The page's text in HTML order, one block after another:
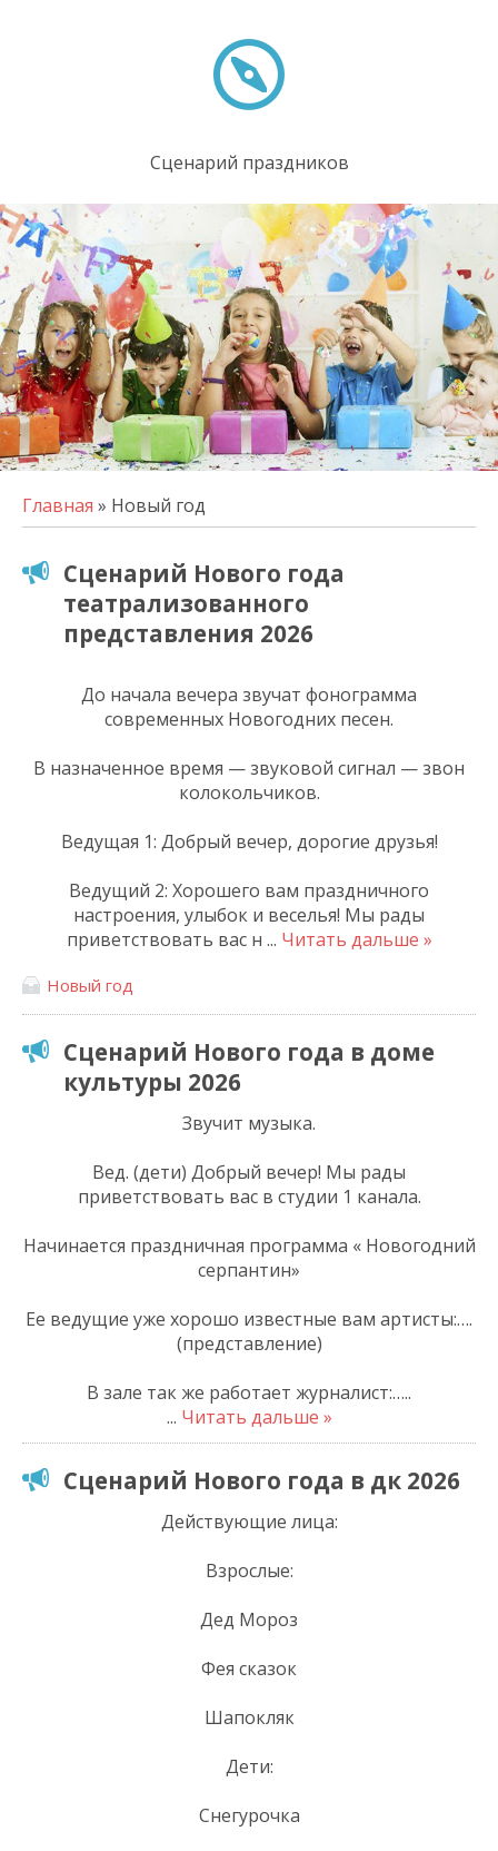
Сценарий праздников
Главная » Новый год
Сценарий Нового года
театрализованного
представления 2026
До начала вечера звучат фонограмма
современных Новогодних песен.
В назначенное время — звуковой сигнал — звон
колокольчиков.
Ведущая 1: Добрый вечер, дорогие друзья!
Ведущий 2: Хорошего вам праздничного
настроения, улыбок и веселья! Мы рады
приветствовать вас н ... Читать дальше »
Новый год
Сценарий Нового года в доме
культуры 2026
Звучит музыка.
Вед. (дети) Добрый вечер! Мы рады
приветствовать вас в студии 1 канала.
Начинается праздничная программа « Новогодний
серпантин»
Ее ведущие уже хорошо известные вам артисты:….
(представление)
В зале так же работает журналист:…..
... Читать дальше »
Сценарий Нового года в дк 2026
Действующие лица:
Взрослые:
Дед Мороз
Фея сказок
Шапокляк
Дети:
Снегурочка